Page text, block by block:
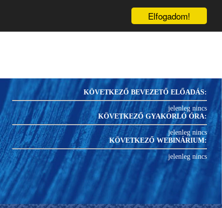
Elfogadom!
PRK-1U
KÖVETKEZŐ BEVEZETŐ ELŐADÁS:
jelenleg nincs
KÖVETKEZŐ GYAKORLÓ ÓRA:
jelenleg nincs
KÖVETKEZŐ WEBINÁRIUM:
jelenleg nincs